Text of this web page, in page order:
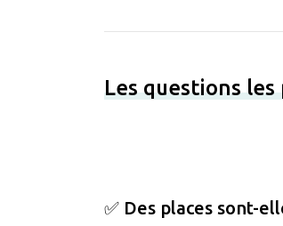
Les questions
✅ Des places sont-